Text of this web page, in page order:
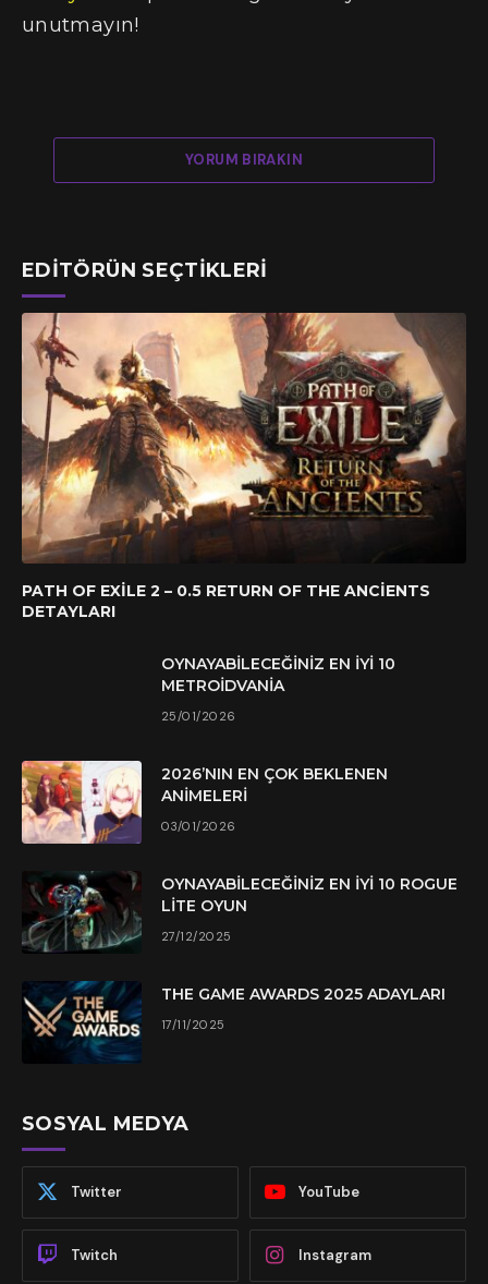
unutmayın!
YORUM BIRAKIN
EDITÖRÜN SEÇTIKLERI
PATH OF EXILE 2 – 0.5 RETURN OF THE ANCIENTS
DETAYLARI
OYNAYABILECEĞINIZ EN İYI 10
METROIDVANIA
25/01/2026
2026’NIN EN ÇOK BEKLENEN
ANIMELERI
03/01/2026
OYNAYABILECEĞINIZ EN İYI 10 ROGUE
LITE OYUN
27/12/2025
THE GAME AWARDS 2025 ADAYLARI
17/11/2025
SOSYAL MEDYA
Twitter YouTube
Twitch Instagram